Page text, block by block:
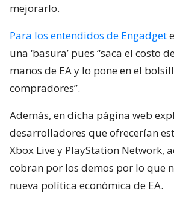
mejorarlo.
Para los entendidos de Engadget
una ‘basura’ pues “saca el costo
manos de EA y lo pone en el
compradores”.
Además, en dicha página web
desarrolladores que ofrecerían
Xbox Live y PlayStation Network,
cobran por los demos por lo que
nueva política económica de EA.